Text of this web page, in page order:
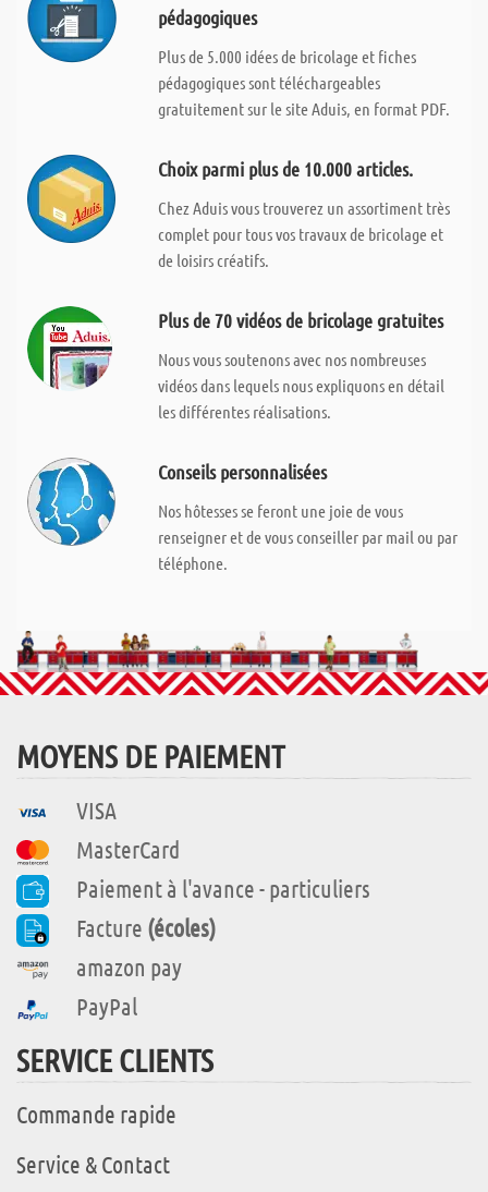
pédagogiques
Plus de 5.000 idées de bricolage et fiches
pédagogiques sont téléchargeables
gratuitement sur le site Aduis, en format PDF.
Choix parmi plus de 10.000 articles.
Chez Aduis vous trouverez un assortiment très
complet pour tous vos travaux de bricolage et
de loisirs créatifs.
Plus de 70 vidéos de bricolage gratuites
Nous vous soutenons avec nos nombreuses
vidéos dans lequels nous expliquons en détail
les différentes réalisations.
Conseils personnalisées
Nos hôtesses se feront une joie de vous
renseigner et de vous conseiller par mail ou par
téléphone.
MOYENS DE PAIEMENT
VISA
MasterCard
Paiement à l'avance - particuliers
Facture (écoles)
amazon pay
PayPal
SERVICE CLIENTS
Commande rapide
Service & Contact